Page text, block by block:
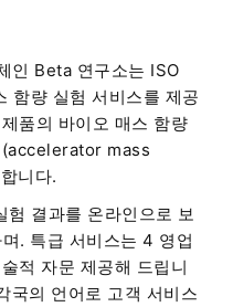
인 Beta 연구소는 ISO
함량 실험 서비스를 제공
품의 바이오 매스 함량
(accelerator mass
니다.
결과를 온라인으로 보
. 특급 서비스는 4 영업
적 자문 제공해 드립니
국의 언어로 고객 서비스